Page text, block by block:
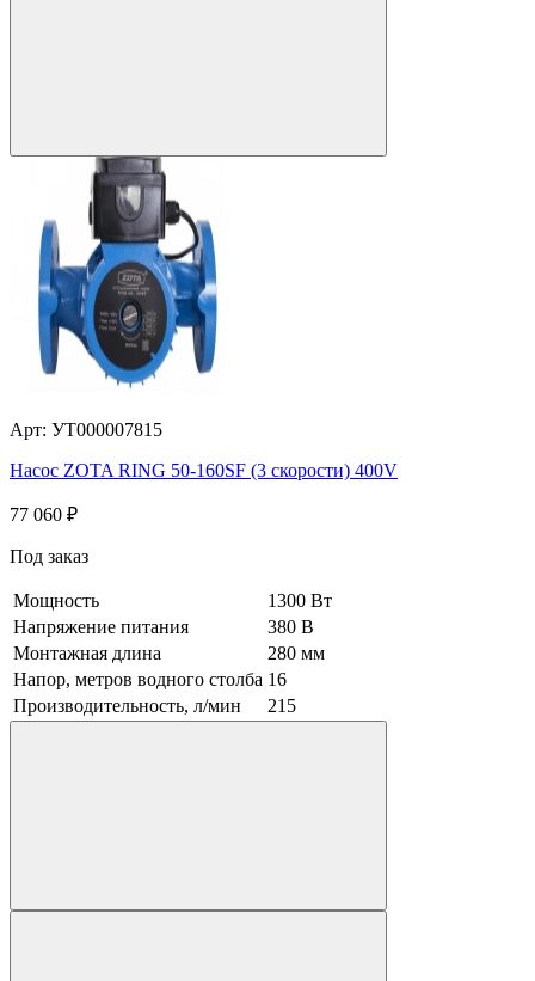
Арт: УТ000007815
Насос ZOTA RING 50-160SF (3 скорости) 400V
77 060 ₽
Под заказ
Мощность
1300 Вт
Напряжение питания
380 В
Монтажная длина
280 мм
Напор, метров водного столба 16
Производительность, л/мин
215